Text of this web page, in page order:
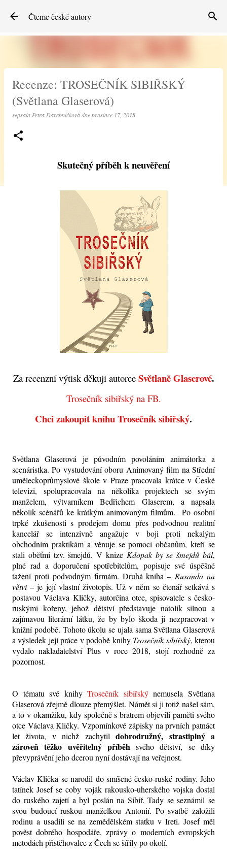
Přeskočit na hlavní obsah
Čteme české autory
Recenze: TROSEČNÍK SIBIŘSKÝ
(Světlana Glaserová)
sepsala Petra Darebníčkovádneprosince 17, 2018
Skutečný příběh k neuvěření
Za recenzní výtisk děkuji autorce Světlaně Glaserové.
Trosečník sibiřský na FB.
Chci zakoupit knihu Trosečník sibiřský.
Světlana Glaserová je původním povoláním animátorka a
scenáristka. Po vystudování oboru Animovaný film na Střední
uměleckoprůmyslové škole v Praze pracovala krátce v České
televizi, spolupracovala na několika projektech se svým
manželem, výtvarníkem Bedřichem Glaserem, a napsala
několik scénářů ke krátkým animovaným filmům. Po osobní
trpké zkušenosti s prodejem domu přes podvodnou realitní
kancelář se intenzivně angažuje v boji proti nekalým
obchodním praktikám a věnuje se pomoci občanům, kteří se
stali oběťmi tzv. šmejdů. V knize Kdopak by se šmejdů bál,
plné rad a doporučení spotřebitelům, popisuje své úspěšné
tažení proti podvodným firmám. Druhá kniha –Rusanda na
větvi – je její vlastní životopis. Už v něm se čtenář setkává s
postavou Václava Kličky, autorčina otce, spisovatele s česko-
ruskými kořeny, jehož dětství představuje natolik silnou a
zajímavou literární látku, že by bylo škoda ji nezpracovat v
knižní podobě. Tohoto úkolu se ujala sama Světlana Glaserová
a výsledek její práce v podobě knihy Trosečník sibiřský, kterou
vydalo nakladatelství Plus v roce 2018, stojí rozhodně za
pozornost.
O tématu své knihyTrosečník sibiřskýnemusela Světlana
Glaserová zřejmě dlouze přemýšlet. Námět si ji totiž našel sám,
a to v okamžiku, kdy společně s bratrem objevili paměti svého
otce Václava Kličky. Vzpomínkové zápisky na prvních patnáct
let života, v nichž zachytildobrodružný, strastiplný a
zároveň těžko uvěřitelný příběhsvého dětství, se díky
převyprávění jeho dcerou nyní dostávají na veřejnost.
Václav Klička se narodil do smíšené česko-ruské rodiny. Jeho
tatínek Josef se coby voják rakousko-uherského vojska dostal
do ruského zajetí a byl poslán na Sibiř. Tady se seznámil se
svou budoucí ruskou manželkou Antonií. Po svatbě založili
rodinu a usadili se na zemědělském statku v Ireti. Josef měl
pověst dobrého hospodáře, zprávy o moderních evropských
metodách přistěhovalce z Čech se šířily po okolí.